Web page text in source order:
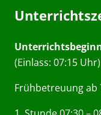
(Einlass: 07:15 Uhr)
Frühbetreuung ab